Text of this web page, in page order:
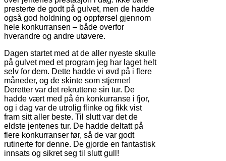
presterte de godt på gulvet, men de hadde
også god holdning og oppførsel gjennom
hele konkurransen – både overfor
hverandre og andre utøvere.
Dagen startet med at de aller nyeste skulle
på gulvet med et program jeg har laget helt
selv for dem. Dette hadde vi øvd på i flere
måneder, og de skinte som stjerner!
Deretter var det rekruttene sin tur. De
hadde vært med på én konkurranse i fjor,
og i dag var de utrolig flinke og fikk vist
fram sitt aller beste. Til slutt var det de
eldste jentenes tur. De hadde deltatt på
flere konkurranser før, så de var godt
rutinerte for denne. De gjorde en fantastisk
innsats og sikret seg til slutt gull!